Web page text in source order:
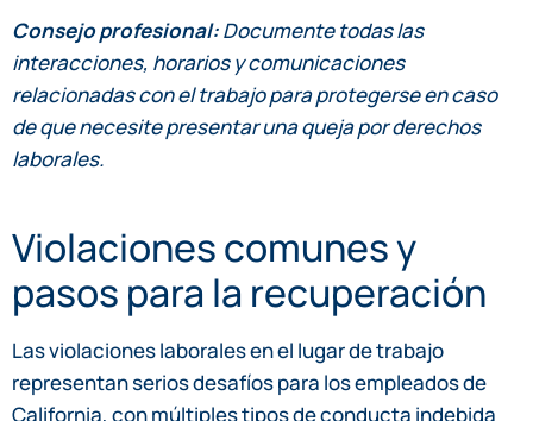
Consejo profesional:Documente todas las
interacciones, horarios y comunicaciones
relacionadas con el trabajo para protegerse en caso
de que necesite presentar una queja por derechos
laborales.
Violaciones comunes y
pasos para la recuperación
Las violaciones laborales en el lugar de trabajo
representan serios desafíos para los empleados de
California, con múltiples tipos de conducta indebida